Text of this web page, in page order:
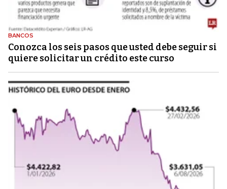
BANCOS
Conozca los seis pasos que usted debe seguir si
quiere solicitar un crédito este curso